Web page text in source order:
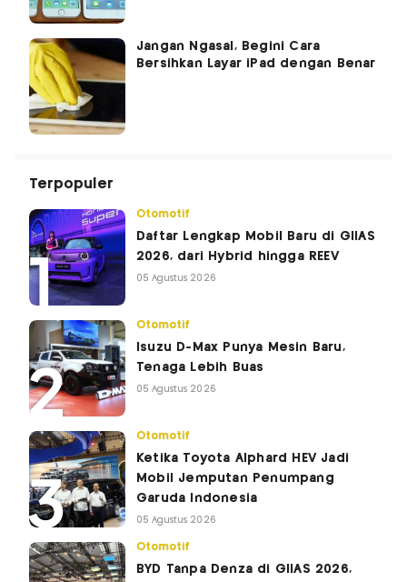
Jangan Ngasal, Begini Cara
Bersihkan Layar iPad dengan Benar
Terpopuler
Otomotif
Daftar Lengkap Mobil Baru di GIIAS
2026, dari Hybrid hingga REEV
05 Agustus 2026
Otomotif
Isuzu D-Max Punya Mesin Baru,
Tenaga Lebih Buas
05 Agustus 2026
Otomotif
Ketika Toyota Alphard HEV Jadi
Mobil Jemputan Penumpang
Garuda Indonesia
05 Agustus 2026
Otomotif
BYD Tanpa Denza di GIIAS 2026,